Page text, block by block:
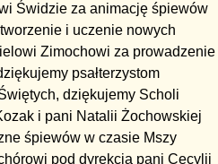
Świdzie za animację śpiewów
i uczenie nowych
Zimochowi za prowadzenie
psałterzystom
dziękujemy Scholi
i pani Natalii Żochowskiej
śpiewów w czasie Mszy
pod dyrekcją pani Cecylii